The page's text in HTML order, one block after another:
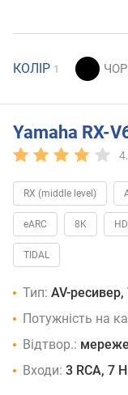
КОЛІР 1
Yamaha RX-
RX (middle level)
eARC 8K
TIDAL
Тип: AV-ресивер,
Потужність на
Відтвор.:
Входи: 3 RCA, 7